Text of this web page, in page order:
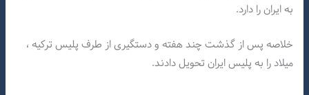
به ایران را دارد.
خلاصه پس از گذشت چند هفته و دستگیری از طرف پلیس ترکیه ،
میلاد را به پلیس ایران تحویل دادند.